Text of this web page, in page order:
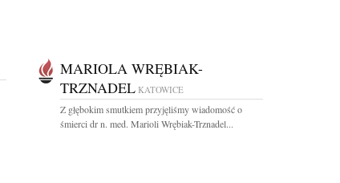
MARIOLA WRĘBIAK-
TRZNADEL KATOWICE
Z głębokim smutkiem przyjęliśmy wiadomość o
śmierci dr n. med. Marioli Wrębiak-Trznadel...